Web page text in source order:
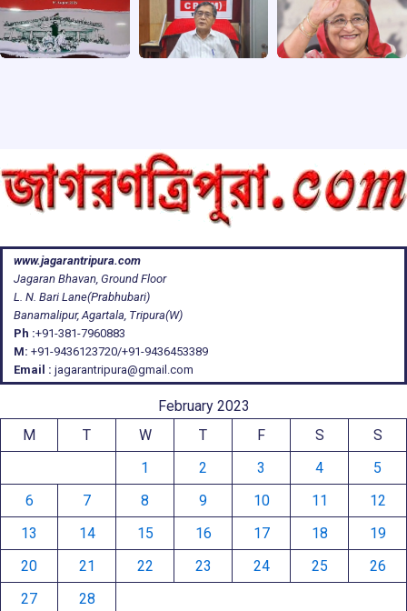
www.jagarantripura.com
Jagaran Bhavan, Ground Floor
L. N. Bari Lane(Prabhubari)
Banamalipur, Agartala, Tripura(W)
Ph :+91-381-7960883
M: +91-9436123720/+91-9436453389
Email : jagarantripura@gmail.com
February 2023
M
T W T F S
S
1
2 3 4
5
6
7 8 9 10 11
12
13
14 15 16 17 18
19
20
21 22 23 24 25
26
27
28